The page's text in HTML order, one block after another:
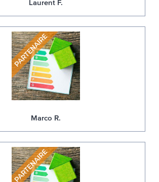
Laurent F.
Marco R.